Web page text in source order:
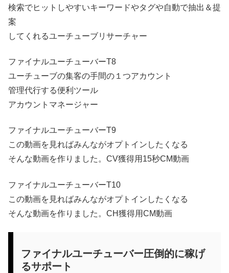
検索でヒットしやすいキーワードやタグや自動で抽出＆提
案
してくれるユーチューブリサーチャー
ファイナルユーチューバーT8
ユーチューブの集客の手間の１つアカウント
管理代行する便利ツール
アカウントマネージャー
ファイナルユーチューバーT9
この動画を見ればみんながオプトインしたくなる
そんな動画を作りました。CV獲得用15秒CM動画
ファイナルユーチューバーT10
この動画を見ればみんながオプトインしたくなる
そんな動画を作りました。CH獲得用CM動画
ファイナルユーチューバー圧倒的に稼げ
るサポート